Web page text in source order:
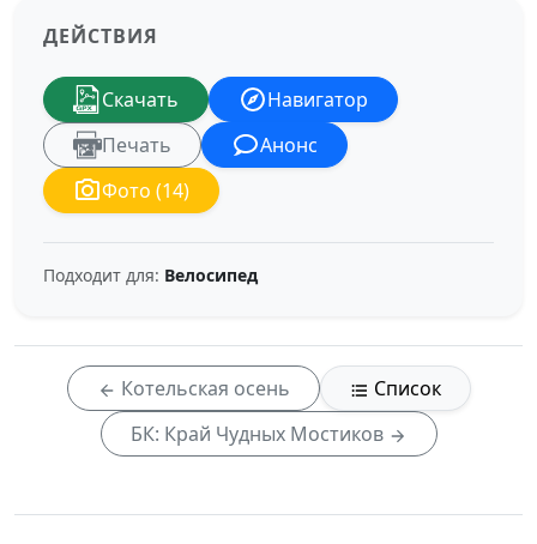
ДЕЙСТВИЯ
Скачать
Навигатор
Печать
Анонс
Фото (14)
Подходит для: Велосипед
Котельская осень
Список
БК: Край Чудных Мостиков